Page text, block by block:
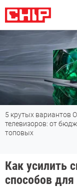
5 крутых вариантов
телевизоров: от
топовых
Как усилить
способов